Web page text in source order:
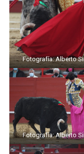
Fotografía: Alberto
Fotografía: Alberto